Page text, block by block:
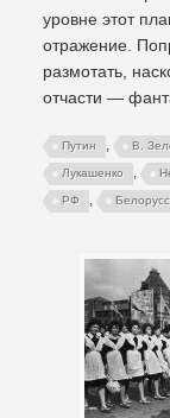
уровне этот
отражение.
размотать,
отчасти —
Путин , В.
Лукашенко ,
РФ ,